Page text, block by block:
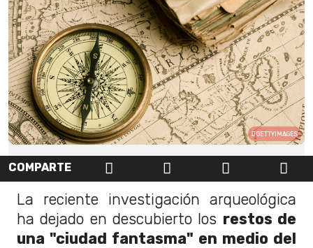
GETTYIMAGES
COMPARTE
La reciente investigación arqueológica
ha dejado en descubierto los restos de
una "ciudad fantasma" en medio del